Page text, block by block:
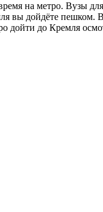
на метро. Вузы
вы дойдёте пешком.
дойти до Кремля